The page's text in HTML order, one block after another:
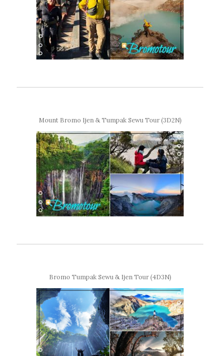
Mount Bromo Ijen & Tumpak Sewu Tour (3D2N)
Bromo Tumpak Sewu & Ijen Tour (4D3N)